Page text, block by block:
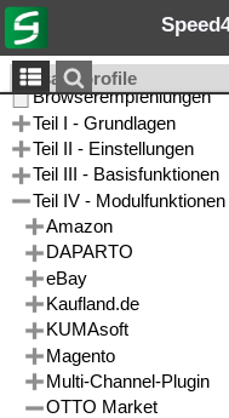
Versandprofile
Pflege
Die Pflege der
OTTO Market statt.
Versandprofile abholen
Über die Schaltfläche
abholen, können die
Nach dem Abholen
Accountmaske
Versandprofile
im Backend von
Speed4Trade